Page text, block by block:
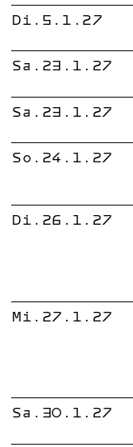
Di.5.1.27
Sa.23.1.27
Sa.23.1.27
So.24.1.27
Di.26.1.27
Mi.27.1.27
Sa.30.1.27